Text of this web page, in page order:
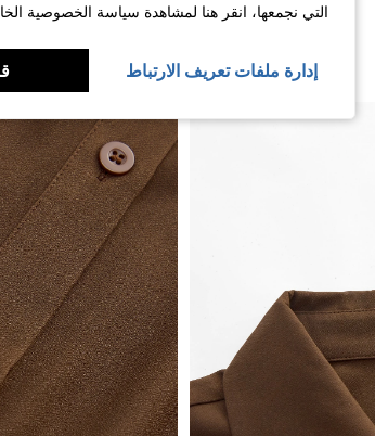
التي نجمعها، انقر هنا لمشاهدة سياسة الخصوصية
إدارة ملفات تعريف الارتباط